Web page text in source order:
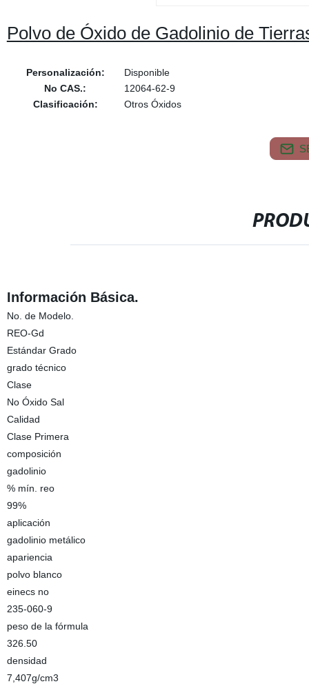
Polvo de Óxido de Gadolinio de
Personalización:
Disponible
No CAS.:
12064-62-9
Clasificación:
Otros Óxidos
Información Básica.
No. de Modelo.
REO-Gd
Estándar Grado
grado técnico
Clase
No Óxido Sal
Calidad
Clase Primera
composición
gadolinio
% mín. reo
99%
aplicación
gadolinio metálico
apariencia
polvo blanco
einecs no
235-060-9
peso de la fórmula
326.50
densidad
7,407g/cm3